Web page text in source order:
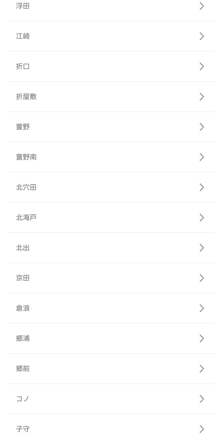
浮田
江崎
折口
折屋敷
萱野
萱野南
北穴田
北海戸
北出
京田
倉浪
郷浦
郷前
コノ
子守